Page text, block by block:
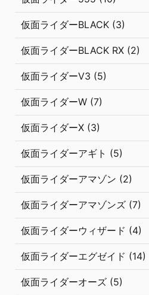
仮面ライダーBLACK (3)
仮面ライダーBLACK RX (2)
仮面ライダーV3 (5)
仮面ライダーW (7)
仮面ライダーX (3)
仮面ライダーアギト (5)
仮面ライダーアマゾン (2)
仮面ライダーアマゾンズ (7)
仮面ライダーウィザード (4)
仮面ライダーエグゼイド (14)
仮面ライダーオーズ (5)